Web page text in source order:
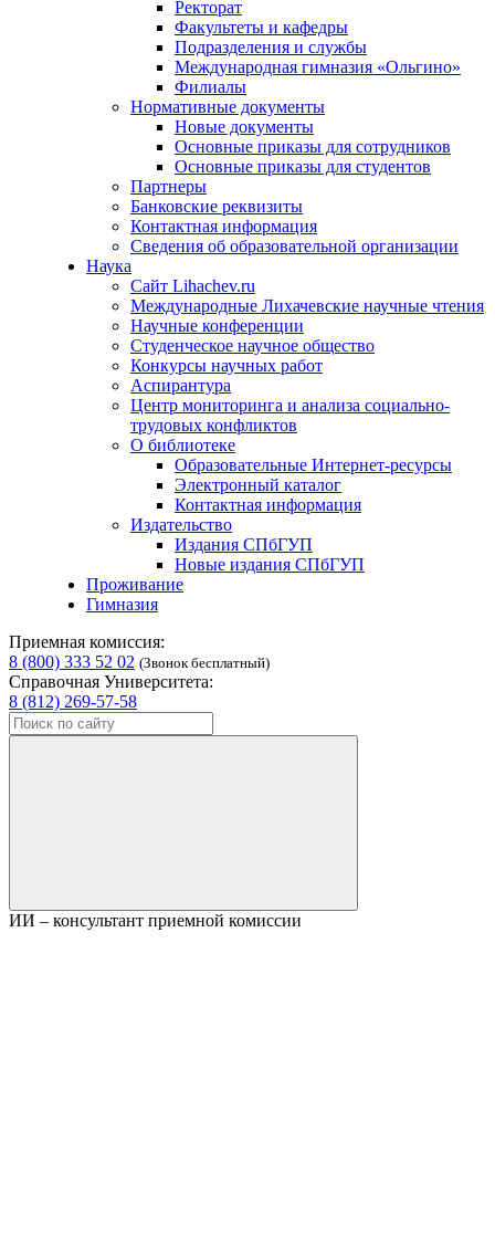
Ректорат
Факультеты и кафедры
Подразделения и службы
Международная гимназия «Ольгино»
Филиалы
Нормативные документы
Новые документы
Основные приказы для сотрудников
Основные приказы для студентов
Партнеры
Банковские реквизиты
Контактная информация
Сведения об образовательной организации
Наука
Сайт Lihachev.ru
Международные Лихачевские научные чтения
Научные конференции
Студенческое научное общество
Конкурсы научных работ
Аспирантура
Центр мониторинга и анализа социально-
трудовых конфликтов
О библиотеке
Образовательные Интернет-ресурсы
Электронный каталог
Контактная информация
Издательство
Издания СПбГУП
Новые издания СПбГУП
Проживание
Гимназия
Приемная комиссия:
8 (800) 333 52 02 (Звонок бесплатный)
Справочная Университета:
8 (812) 269-57-58
ИИ – консультант приемной комиссии